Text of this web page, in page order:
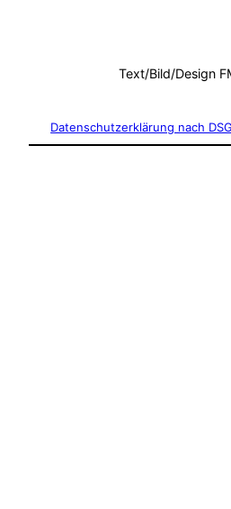
Text/Bild/Design
Datenschutzerklärung nach